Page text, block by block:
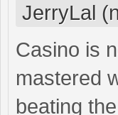
JerryLal
Casino is
mastered
beating